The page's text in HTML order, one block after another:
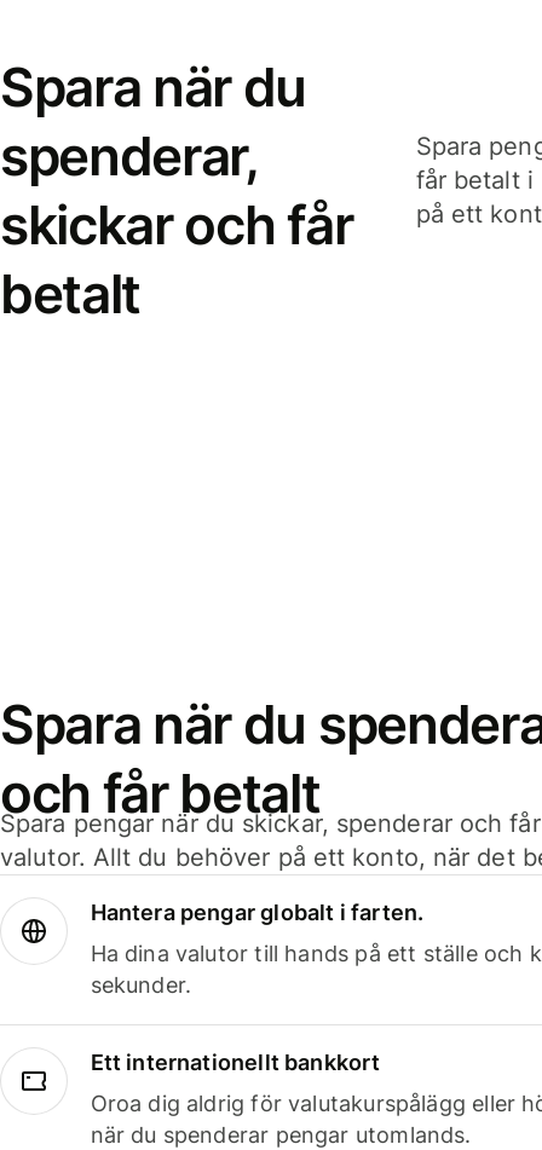
Spara när du
spenderar,
skickar och får
betalt
Spara
får betalt i
på ett
Spara när du
och får betalt
Spara pengar när du skickar, spenderar och
valutor. Allt du behöver på ett konto, när det
Hantera pengar globalt i farten.
Ha dina valutor till hands på ett ställe och
sekunder.
Ett internationellt bankkort
Oroa dig aldrig för valutakurspålägg eller
när du spenderar pengar utomlands.